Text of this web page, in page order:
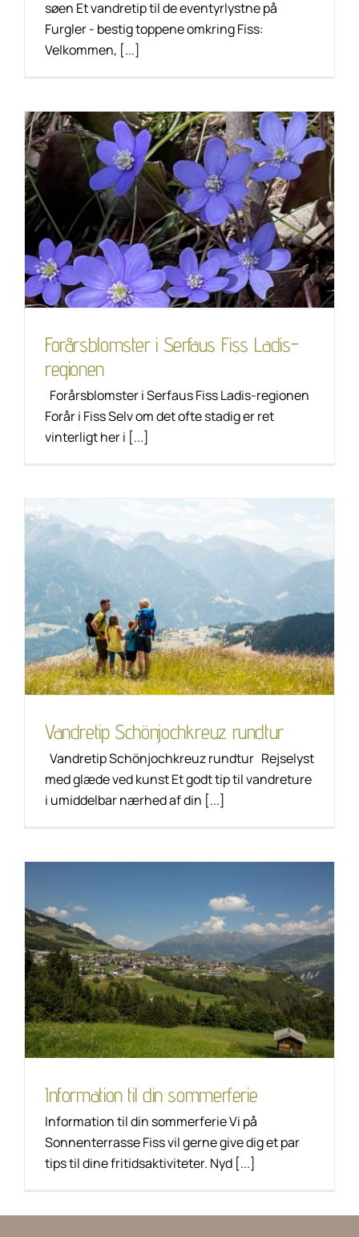
søen Et vandretip til de eventyrlystne på
Furgler - bestig toppene omkring Fiss:
Velkommen, [...]
Forårsblomster i
Serfaus Fiss Ladis-
regionen
Livsstil Unkategorisiert
Forårsblomster i Serfaus Fiss Ladis-
regionen
Forårsblomster i Serfaus Fiss Ladis-regionen
Forår i Fiss Selv om det ofte stadig er ret
vinterligt her i [...]
Vandretip
Schönjochkreuz
rundtur
Livsstil Unkategorisiert
Vandretip Schönjochkreuz rundtur
Vandretip Schönjochkreuz rundtur Rejselyst
med glæde ved kunst Et godt tip til vandreture
i umiddelbar nærhed af din [...]
Information til din
sommerferie
Livsstil Unkategorisiert
Information til din sommerferie
Information til din sommerferie Vi på
Sonnenterrasse Fiss vil gerne give dig et par
tips til dine fritidsaktiviteter. Nyd [...]